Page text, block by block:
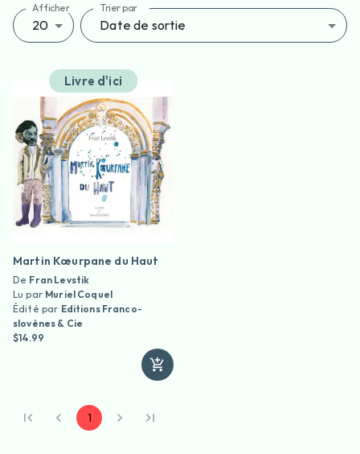
Afficher
20
Trier par
Date de sortie
Livre d'ici
Martin Kœurpane du Haut
De Fran Levstik
Lu par Muriel Coquel
Édité par Editions Franco-
slovènes & Cie
$14.99
1